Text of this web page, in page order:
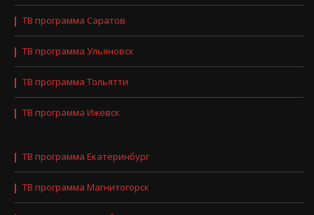
ТВ программа Саратов
ТВ программа Ульяновск
ТВ программа Тольятти
ТВ программа Ижевск
ТВ программа Екатеринбург
ТВ программа Магнитогорск